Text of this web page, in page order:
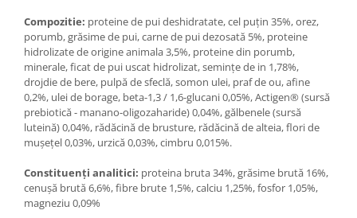
Compozitie: proteine ​​de pui deshidratate, cel puțin 35%, orez,
porumb, grăsime de pui, carne de pui dezosată 5%, proteine ​​
hidrolizate de origine animala 3,5%, proteine ​​din porumb,
minerale, ficat de pui uscat hidrolizat, semințe de in 1,78%,
drojdie de bere, pulpă de sfeclă, somon ulei, praf de ou, afine
0,2%, ulei de borage, beta-1,3 / 1,6-glucani 0,05%, Actigen® (sursă
prebiotică - manano-oligozaharide) 0,04%, gălbenele (sursă
luteină) 0,04%, rădăcină de brusture, rădăcină de alteia, flori de
mușețel 0,03%, urzică 0,03%, cimbru 0,015%.
Constituenţi analitici: proteina ​​bruta 34%, grăsime brută 16%,
cenușă brută 6,6%, fibre brute 1,5%, calciu 1,25%, fosfor 1,05%,
magneziu 0,09%